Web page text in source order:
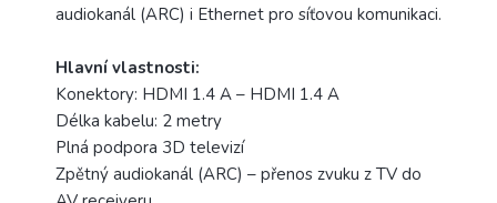
audiokanál (ARC) i Ethernet pro síťovou komunikaci.
Hlavní vlastnosti:
Konektory: HDMI 1.4 A – HDMI 1.4 A
Délka kabelu: 2 metry
Plná podpora 3D televizí
Zpětný audiokanál (ARC) – přenos zvuku z TV do